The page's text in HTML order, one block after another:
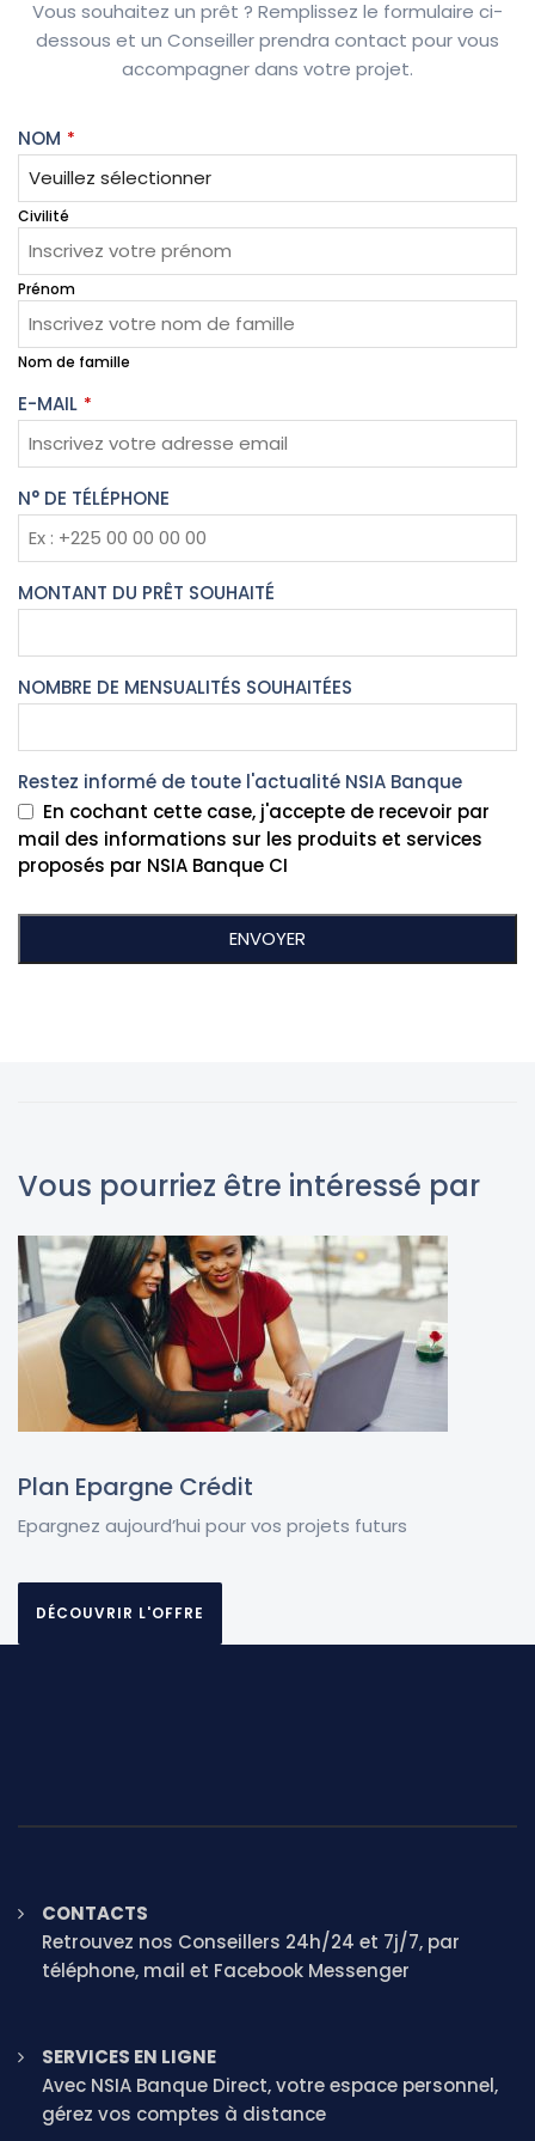
Vous souhaitez un prêt ? Remplissez le formulaire ci-
dessous et un Conseiller prendra contact pour vous
accompagner dans votre projet.
NOM *
Civilité
Prénom
Nom de famille
E-MAIL *
N° DE TÉLÉPHONE
MONTANT DU PRÊT SOUHAITÉ
NOMBRE DE MENSUALITÉS SOUHAITÉES
Restez informé de toute l'actualité NSIA Banque
En cochant cette case, j'accepte de recevoir par
mail des informations sur les produits et services
proposés par NSIA Banque CI
ENVOYER
Vous pourriez être intéressé par
Plan Epargne Crédit
Epargnez aujourd’hui pour vos projets futurs
DÉCOUVRIR L'OFFRE
CONTACTS
Retrouvez nos Conseillers 24h/24 et 7j/7, par
téléphone, mail et Facebook Messenger
SERVICES EN LIGNE
Avec NSIA Banque Direct, votre espace personnel,
gérez vos comptes à distance